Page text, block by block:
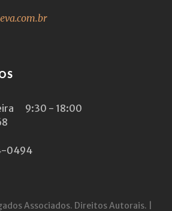
9:30 - 18:00
0494
Associados. Direitos Autorais. |